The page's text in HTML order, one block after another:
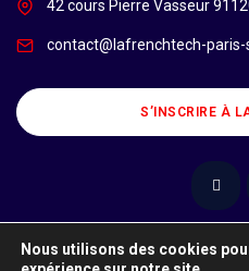
42 cours Pierre Vasseur
contact@lafrenchtech-paris-
S’INSCRIRE À
Nous utilisons des cookies